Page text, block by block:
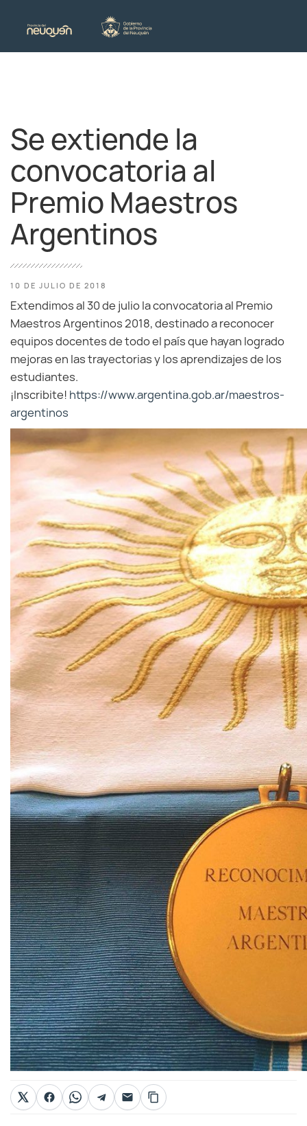
Se extiende la
convocatoria al
Premio Maestros
Argentinos
10 DE JULIO DE 2018
Extendimos al 30 de julio la convocatoria al Premio
Maestros Argentinos 2018, destinado a reconocer
equipos docentes de todo el país que hayan logrado
mejoras en las trayectorias y los aprendizajes de los
estudiantes.
¡Inscribite! https://www.argentina.gob.ar/maestros-
argentinos